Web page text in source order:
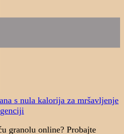
s nula kalorija za mršavljenje